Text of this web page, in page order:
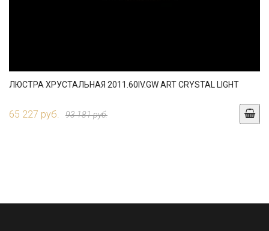
ЛЮСТРА ХРУСТАЛЬНАЯ 2011.60IV.GW ART CRYSTAL LIGHT
65 227 руб. 93 181 руб.